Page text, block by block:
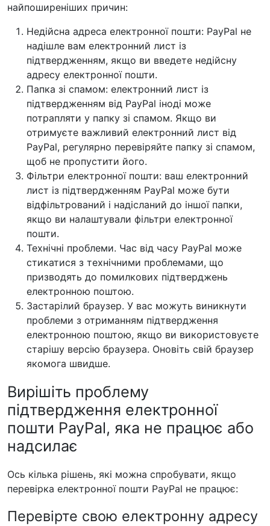
найпоширеніших причин:
Недійсна адреса електронної пошти: PayPal не
надішле вам електронний лист із
підтвердженням, якщо ви введете недійсну
адресу електронної пошти.
Папка зі спамом: електронний лист із
підтвердженням від PayPal іноді може
потрапляти у папку зі спамом. Якщо ви
отримуєте важливий електронний лист від
PayPal, регулярно перевіряйте папку зі спамом,
щоб не пропустити його.
Фільтри електронної пошти: ваш електронний
лист із підтвердженням PayPal може бути
відфільтрований і надісланий до іншої папки,
якщо ви налаштували фільтри електронної
пошти.
Технічні проблеми. Час від часу PayPal може
стикатися з технічними проблемами, що
призводять до помилкових підтверджень
електронною поштою.
Застарілий браузер. У вас можуть виникнути
проблеми з отриманням підтвердження
електронною поштою, якщо ви використовуєте
старішу версію браузера. Оновіть свій браузер
якомога швидше.
Вирішіть проблему
підтвердження електронної
пошти PayPal, яка не працює або
надсилає
Ось кілька рішень, які можна спробувати, якщо
перевірка електронної пошти PayPal не працює:
Перевірте свою електронну адресу